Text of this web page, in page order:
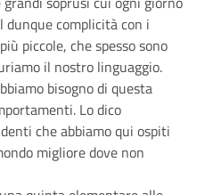
dunque complicità con i
piccole, che spesso sono
il nostro linguaggio.
bisogno di questa
Lo dico
che abbiamo qui ospiti
migliore dove non